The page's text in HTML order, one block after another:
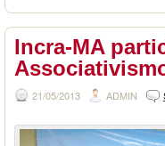
Incra-MA
21/05/2013 ADMIN